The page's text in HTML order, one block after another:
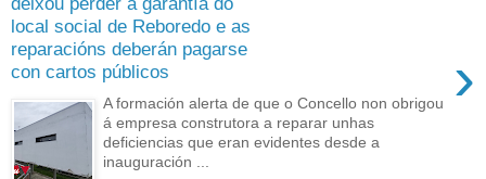
local social de Reboredo e as
reparacións deberán pagarse
con cartos públicos
›
A formación alerta de que o Concello non obrigou
á empresa construtora a reparar unhas
deficiencias que eran evidentes desde a
inauguración ...